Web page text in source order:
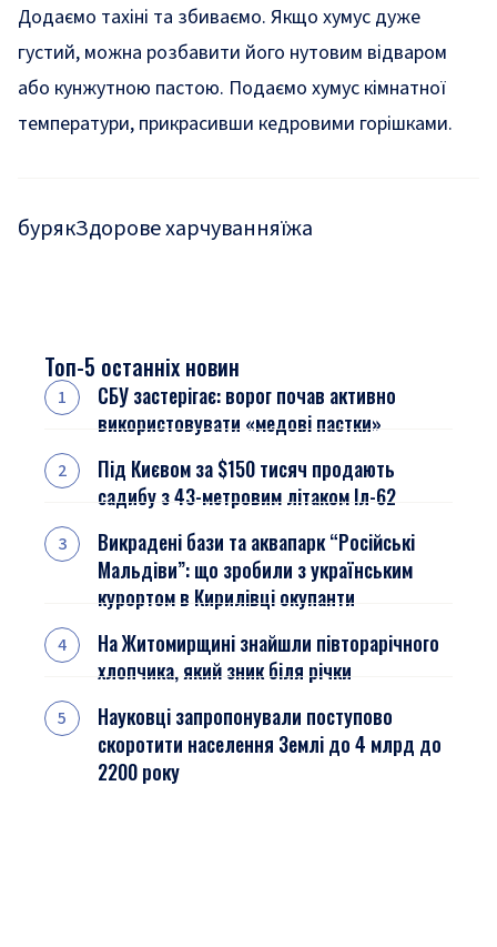
Додаємо тахіні та збиваємо. Якщо хумус дуже
густий, можна розбавити його нутовим відваром
або кунжутною пастою. Подаємо хумус кімнатної
температури, прикрасивши кедровими горішками.
бурякЗдорове харчуванняїжа
Топ-5 останніх новин
СБУ застерігає: ворог почав активно
використовувати «медові пастки»
Під Києвом за $150 тисяч продають
садибу з 43-метровим літаком Іл-62
Викрадені бази та аквапарк “Російські
Мальдіви”: що зробили з українським
курортом в Кирилівці окупанти
На Житомирщині знайшли півторарічного
хлопчика, який зник біля річки
Науковці запропонували поступово
скоротити населення Землі до 4 млрд до
2200 року